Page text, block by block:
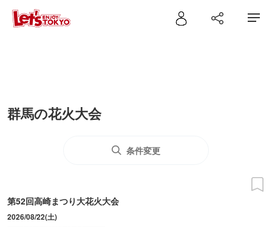
群馬の花火大会
条件変更
第52回高崎まつり大花火大会
2026/08/22(土)